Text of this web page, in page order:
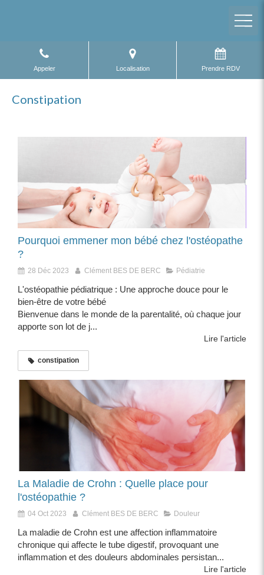
Appeler Localisation Prendre RDV
Constipation
Pourquoi emmener mon bébé chez l'ostéopathe
?
28 Déc 2023 Clément BES DE BERC Pédiatrie
L'ostéopathie pédiatrique : Une approche douce pour le
bien-être de votre bébé
Bienvenue dans le monde de la parentalité, où chaque jour
apporte son lot de j...
Lire l'article
constipation
La Maladie de Crohn : Quelle place pour
l'ostéopathie ?
04 Oct 2023 Clément BES DE BERC Douleur
La maladie de Crohn est une affection inflammatoire
chronique qui affecte le tube digestif, provoquant une
inflammation et des douleurs abdominales persistan...
Lire l'article